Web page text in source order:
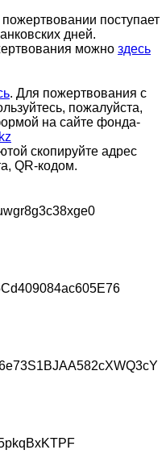
поступает
дней.
можно здесь
. Для пожертвования с
пожалуйста,
на сайте фонда-
скопируйте адрес
QR-кодом.